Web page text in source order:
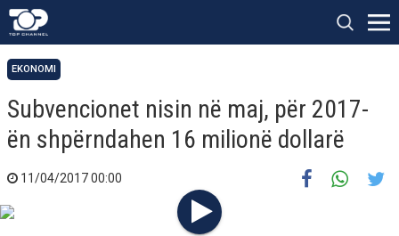
EKONOMI
Subvencionet nisin në maj, për 2017-
ën shpërndahen 16 milionë dollarë
11/04/2017 00:00